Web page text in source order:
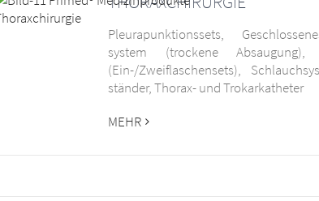
Pleurapunktionssets,
system (trockene Absaugung),
(Ein-/Zweiflaschensets),
ständer, Thorax- und Trokarkatheter
MEHR